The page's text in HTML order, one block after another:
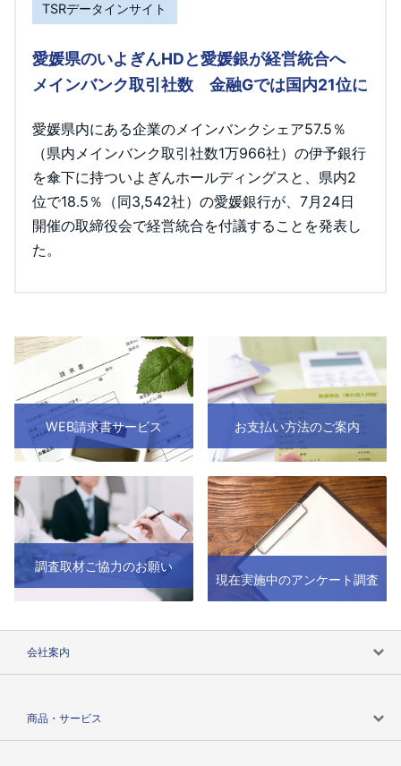
TSRデータインサイト
愛媛県のいよぎんHDと愛媛銀が経営統合へ
メインバンク取引社数 金融Gでは国内21位に
愛媛県内にある企業のメインバンクシェア57.5％
（県内メインバンク取引社数1万966社）の伊予銀行
を傘下に持ついよぎんホールディングスと、県内2
位で18.5％（同3,542社）の愛媛銀行が、7月24日
開催の取締役会で経営統合を付議することを発表し
た。
WEB請求書サービス お支払い方法のご案内
調査取材ご協力のお願い
現在実施中のアンケート調査
会社案内
商品・サービス